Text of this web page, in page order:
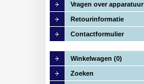
Vragen over apparatuur
Retourinformatie
Contactformulier
Winkelwagen (0)
Zoeken